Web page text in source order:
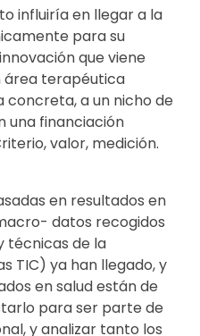
influiría en llegar a la
para su
que viene
área terapéutica
a un nicho de
una financiación
valor, medición.
en resultados en
datos recogidos
técnicas de la
TIC) ya han llegado, y
en salud están de
para ser parte de
y analizar tanto los